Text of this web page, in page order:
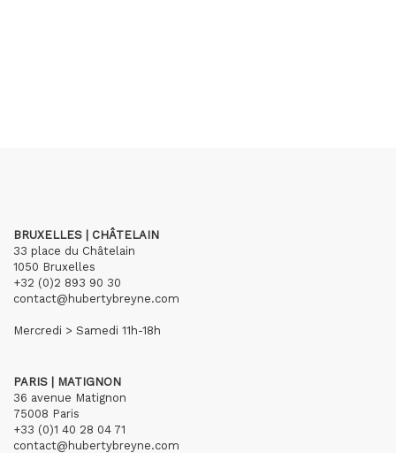
BRUXELLES | CHÂTELAIN
33 place du Châtelain
1050 Bruxelles
+32 (0)2 893 90 30
contact@hubertybreyne.com
Mercredi > Samedi 11h-18h
PARIS | MATIGNON
36 avenue Matignon
75008 Paris
+33 (0)1 40 28 04 71
contact@hubertybreyne.com